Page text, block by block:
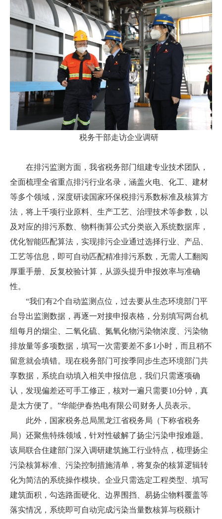
税务干部走访企业调研
在排污监测方面，我省税务部门组建专业技术团队，
全面梳理全省重点排污行业名录，涵盖火电、化工、建材
等多个领域，深度研读国家环保税排污系数标准及核算方
法，将上千项行业原料、生产工艺、治理技术等参数，以
及对应的排污系数、物料衡算公式分类嵌入系统数据库，
优化智能匹配算法，实现排污企业通过选择行业、产品、
工艺等信息，即可自动匹配精准排污系数，无需人工翻阅
厚重手册、反复校验计算，从源头提升申报效率与准确
性。
“我们有2个自动监测点位，过去要从生态环境部门平
台导出监测数据，再逐一对接申报表格，分别填写两台机
组每月的烟尘、二氧化硫、氮氧化物污染物浓度、污染物
排放量等多项数据，填写一次需要差不多1小时，而且稍不
留意就会填错。现在税务部门可按季同步生态环境部门共
享数据，系统自动填入相关申报信息，我们只需逐项确
认，发现偏差还可手工修正，核对一遍只需要10分钟，真
是太方便了。”华能伊春热电有限公司财务人员表示。
此外，国家税务总局黑龙江省税务局（下称省税务
局）还聚焦特殊领域，针对性破解了扬尘污染申报难题。
该局联合住建部门深入调研建筑施工行业特点，梳理扬尘
污染核算标准、污染控制措施清单，将复杂的核算逻辑转
化为简洁的系统操作模块。企业只需选定工程类型、填写
建筑面积，勾选路面硬化、边界围挡、易扬尘物料覆盖等
落实情况，系统即可自动完成污染当量数核算与税额计